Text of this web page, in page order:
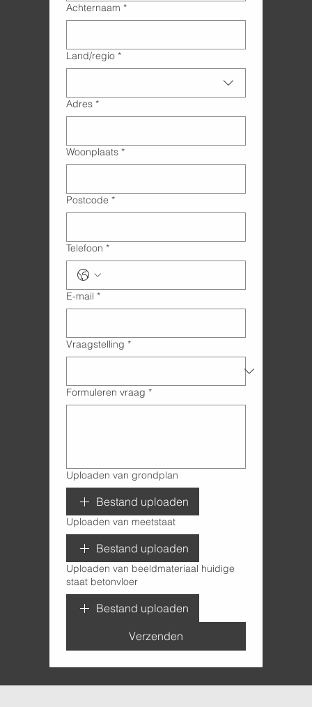
Achternaam *
Adres met meerdere regels
Land/regio *
Adres *
Woonplaats *
Postcode *
Telefoon *
E-mail *
Vraagstelling *
Formuleren vraag *
Uploaden van grondplan
Bestand uploaden
Uploaden van meetstaat
Bestand uploaden
Uploaden van beeldmateriaal huidige
staat betonvloer
Bestand uploaden
Verzenden